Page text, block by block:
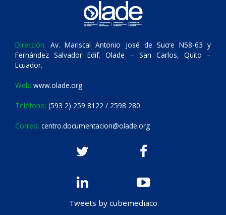
Dirección: Av. Mariscal Antonio José de Sucre N58-63 y
Fernández Salvador Edif. Olade – San Carlos, Quito –
Ecuador.
Web: www.olade.org
Teléfono: (593 2) 259 8122 / 2598 280
Correo: centro.documentacion@olade.org
Tweets by cubemediaco